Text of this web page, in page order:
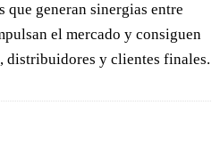
generan sinergias entre
el mercado y consiguen
distribuidores y clientes finales.